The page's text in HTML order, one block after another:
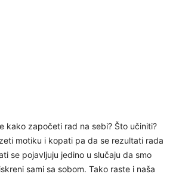
kako započeti rad na sebi? Što učiniti?
motiku i kopati pa da se rezultati rada
se pojavljuju jedino u slučaju da smo
sami sa sobom. Tako raste i naša